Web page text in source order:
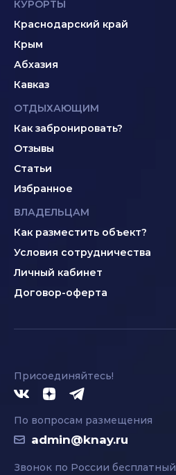
КУРОРТЫ
Краснодарский край
Крым
Абхазия
Кавказ
ОТДЫХАЮЩИМ
Как забронировать?
Отзывы
Статьи
Избранное
ВЛАДЕЛЬЦАМ
Как разместить объект?
Условия сотрудничества
Личный кабинет
Договор-оферта
Присоединяйтесь!
По вопросам размещения
admin@knay.ru
Звонок по России бесплатный